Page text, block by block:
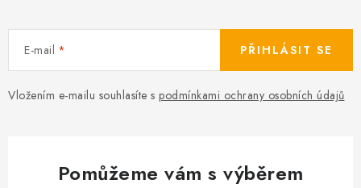
E-mail
Vložením e-mailu souhlasíte s podmínkami ochrany osobních údajů
PŘIHLÁSIT SE
Pomůžeme vám s výběrem